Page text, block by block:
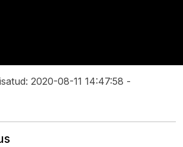
2020-08-11 14:47:58 -